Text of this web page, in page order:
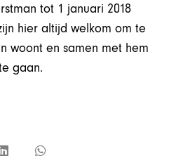
tot 1 januari 2018
hier altijd welkom om te
woont en samen met hem
gaan.